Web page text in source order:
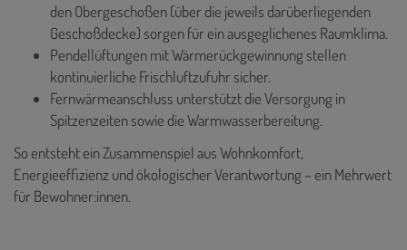
den Obergeschoßen (über die jeweils darüberliegenden
Geschoßdecke) sorgen für ein ausgeglichenes Raumklima.
Pendellüftungen mit Wärmerückgewinnung stellen
kontinuierliche Frischluftzufuhr sicher.
Fernwärmeanschluss unterstützt die Versorgung in
Spitzenzeiten sowie die Warmwasserbereitung.
So entsteht ein Zusammenspiel aus Wohnkomfort,
Energieeffizienz und ökologischer Verantwortung – ein Mehrwert
für Bewohner:innen.